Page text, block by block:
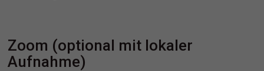
Zoom (optional mit lokaler
Aufnahme)